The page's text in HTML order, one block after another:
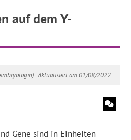
auf dem Y-
Aktualisiert am 01/08/2022
Gene sind in Einheiten